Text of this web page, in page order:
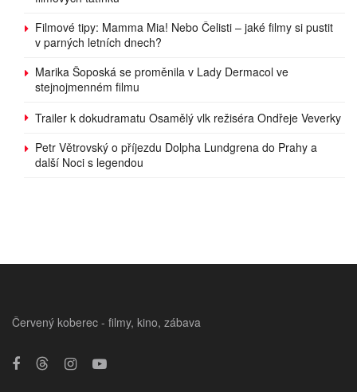
Filmové tipy: Mamma Mia! Nebo Čelisti – jaké filmy si pustit
v parných letních dnech?
Marika Šoposká se proměnila v Lady Dermacol ve
stejnojmenném filmu
Trailer k dokudramatu Osamělý vlk režiséra Ondřeje Veverky
Petr Větrovský o příjezdu Dolpha Lundgrena do Prahy a
další Noci s legendou
Červený koberec - filmy, kino, zábava